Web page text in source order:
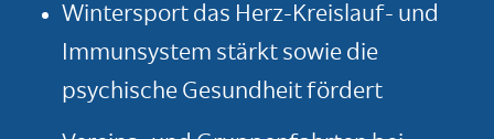
Wintersport das Herz-Kreislauf- und
Immunsystem stärkt sowie die
psychische Gesundheit fördert